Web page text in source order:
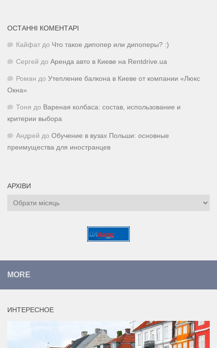
ОСТАННІ КОМЕНТАРІ
Кайфат до Что такое дипопер или дипоперы? :)
Сергей до Аренда авто в Киеве на Rentdrive.ua
Роман до Утепление балкона в Киеве от компании «Люкс
Окна»
Тоня до Вареная колбаса: состав, использование и
критерии выбора
Андрей до Обучение в вузах Польши: основные
преимущества для иностранцев
АРХІВИ
Архіви
MORE
ИНТЕРЕСНОЕ